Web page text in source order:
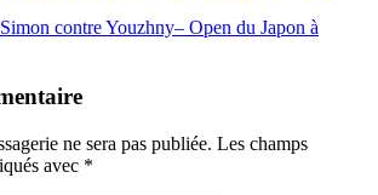
contre Youzhny– Open du Japon à
ne sera pas publiée. Les champs
avec *